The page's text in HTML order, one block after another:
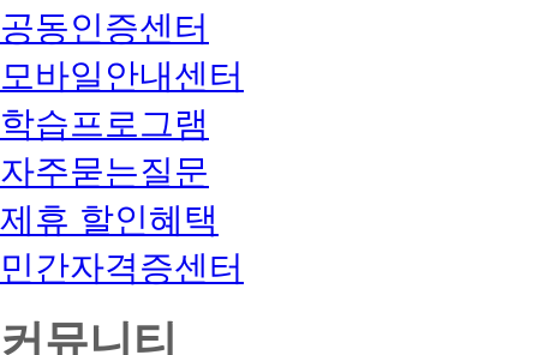
공동인증센터
모바일안내센터
학습프로그램
자주묻는질문
제휴 할인혜택
민간자격증센터
커뮤니티